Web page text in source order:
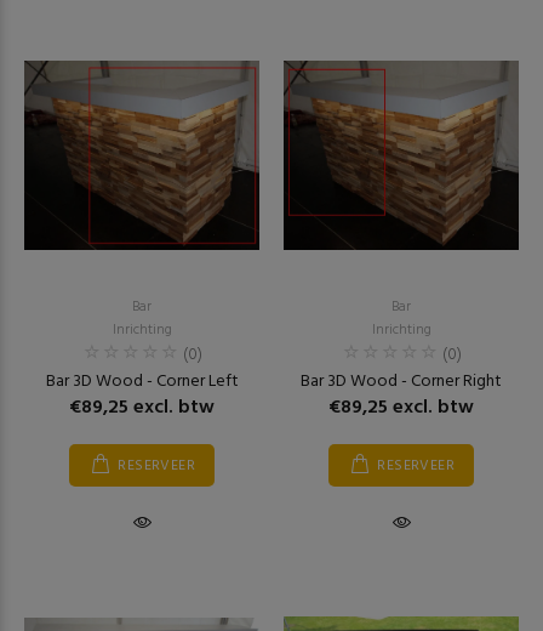
Bar
Inrichting
(0)
Bar 3D Wood - Corner Left
€89,25 excl. btw
RESERVEER
Bar
Inrichting
(0)
Bar 3D Wood - Corner Right
€89,25 excl. btw
RESERVEER